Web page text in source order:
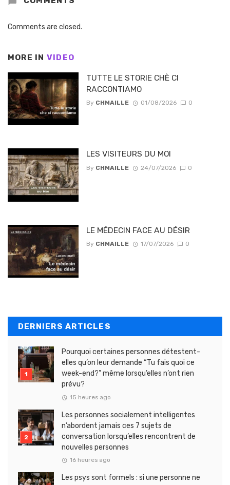
Comments are closed.
MORE IN VIDEO
TUTTE LE STORIE CHÈ CI
RACCONTIAMO
By CHMAILLE 01/08/2026 0
LES VISITEURS DU MOI
By CHMAILLE 24/07/2026 0
LE MÉDECIN FACE AU DÉSIR
By CHMAILLE 17/07/2026 0
DERNIERS ARTICLES
Pourquoi certaines personnes détestent-
elles qu’on leur demande “Tu fais quoi ce
week-end?” même lorsqu’elles n’ont rien
prévu?
15 heures ago
Les personnes socialement intelligentes
n’abordent jamais ces 7 sujets de
conversation lorsqu’elles rencontrent de
nouvelles personnes
16 heures ago
Les psys sont formels : si une personne ne